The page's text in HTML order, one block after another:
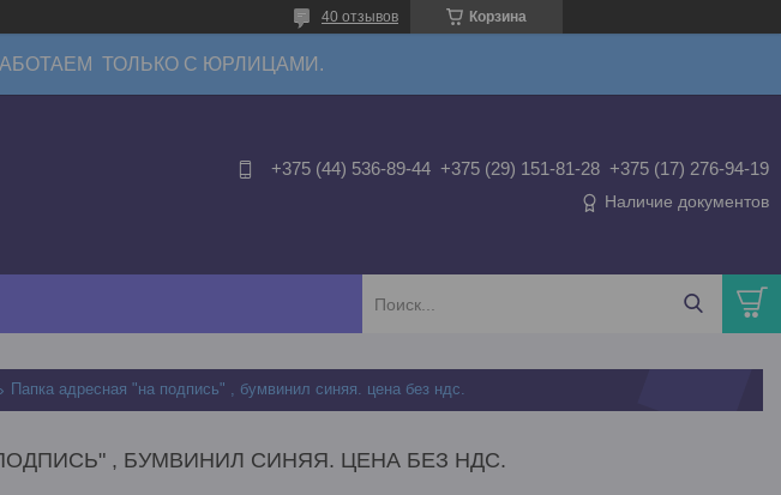
Корзина
40 отзывов
ТОЛЬКО С ЮРЛИЦАМИ.
+375 (44) 536-89-44 +375 (29) 151-81-28 +375 (17) 276-94-19
Наличие документов
Папка адресная "на подпись" , бумвинил синяя. цена без ндс.
, БУМВИНИЛ СИНЯЯ. ЦЕНА БЕЗ НДС.